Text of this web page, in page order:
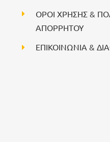
ΟΡΟΙ ΧΡΗΣΗΣ &
ΑΠΟΡΡΗΤΟΥ
ΕΠΙΚΟΙΝΩΝΙΑ &